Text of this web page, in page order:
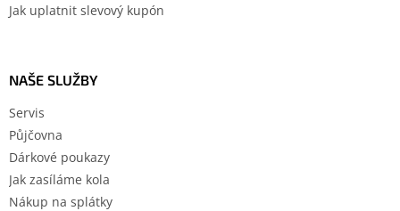
Jak uplatnit slevový kupón
NAŠE SLUŽBY
Servis
Půjčovna
Dárkové poukazy
Jak zasíláme kola
Nákup na splátky